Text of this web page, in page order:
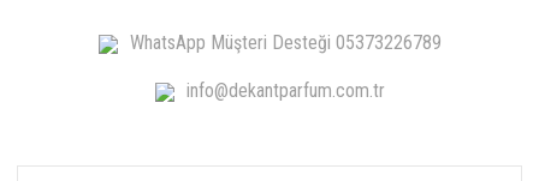
WhatsApp Müşteri Desteği 05373226789
info@dekantparfum.com.tr